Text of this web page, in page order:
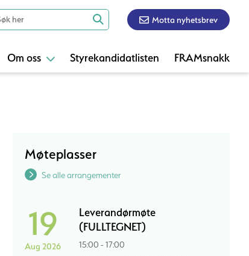
Motta nyhetsbrev
Om oss Styrekandidatlisten FRAMsnakk
Møteplasser
Se alle arrangementer
19
Aug 2026
Leverandørmøte
(FULLTEGNET)
15:00 - 17:00